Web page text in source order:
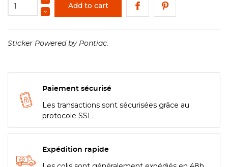
Add to cart
Sticker Powered by Pontiac.
Paiement sécurisé
Les transactions sont sécurisées grâce au
protocole SSL.
Expédition rapide